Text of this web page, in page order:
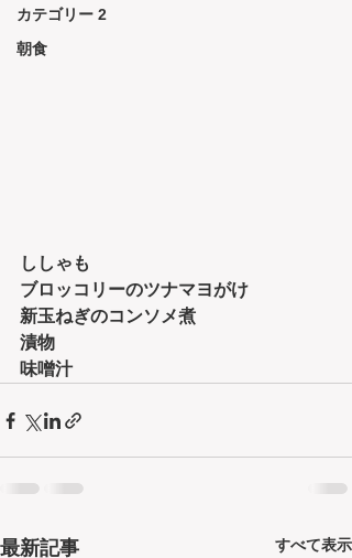
カテゴリー 2
朝食
ししゃも
ブロッコリーのツナマヨがけ
新玉ねぎのコンソメ煮
漬物
味噌汁
最新記事 すべて表示